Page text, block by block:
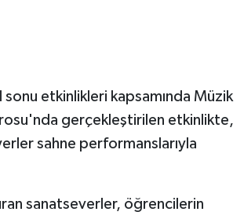
etkinlikleri kapsamında Müzik
gerçekleştirilen etkinlikte,
sahne performanslarıyla
sanatseverler, öğrencilerin